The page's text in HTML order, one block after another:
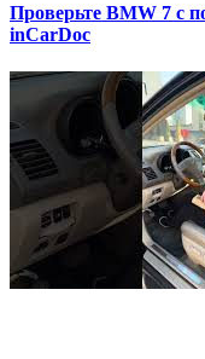
Проверьте BMW 7 с
inCarDoc